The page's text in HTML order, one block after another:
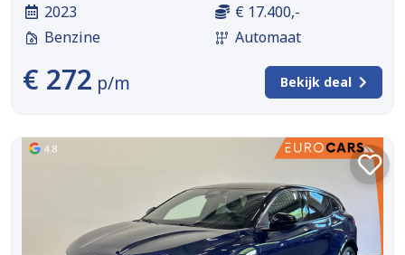
2023
Benzine
€ 17.400,-
Automaat
€ 272 p/m Bekijk deal